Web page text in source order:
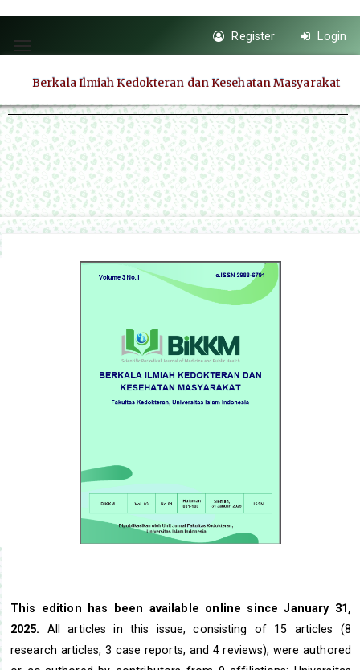
jump
content
Main
Navigation
Main
Content
Sidebar
Toggle
Register Login
Berkala Ilmiah Kedokteran dan Kesehatan Masyarakat
This edition has been available online since January 31,
2025. All articles in this issue, consisting of 15 articles (8
research articles, 3 case reports, and 4 reviews), were authored